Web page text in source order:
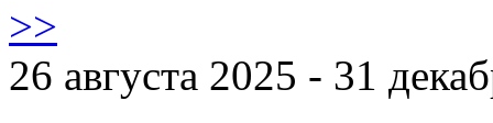
>>
26 августа 2025 - 31